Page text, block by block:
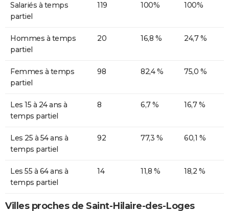
Salariés à temps
partiel
119 100% 100%
Hommes à temps
partiel
20 16,8 % 24,7 %
Femmes à temps
partiel
98 82,4 % 75,0 %
Les 15 à 24 ans à
temps partiel
8 6,7 % 16,7 %
Les 25 à 54 ans à
temps partiel
92 77,3 % 60,1 %
Les 55 à 64 ans à
temps partiel
14 11,8 % 18,2 %
Villes proches de Saint-Hilaire-des-Loges